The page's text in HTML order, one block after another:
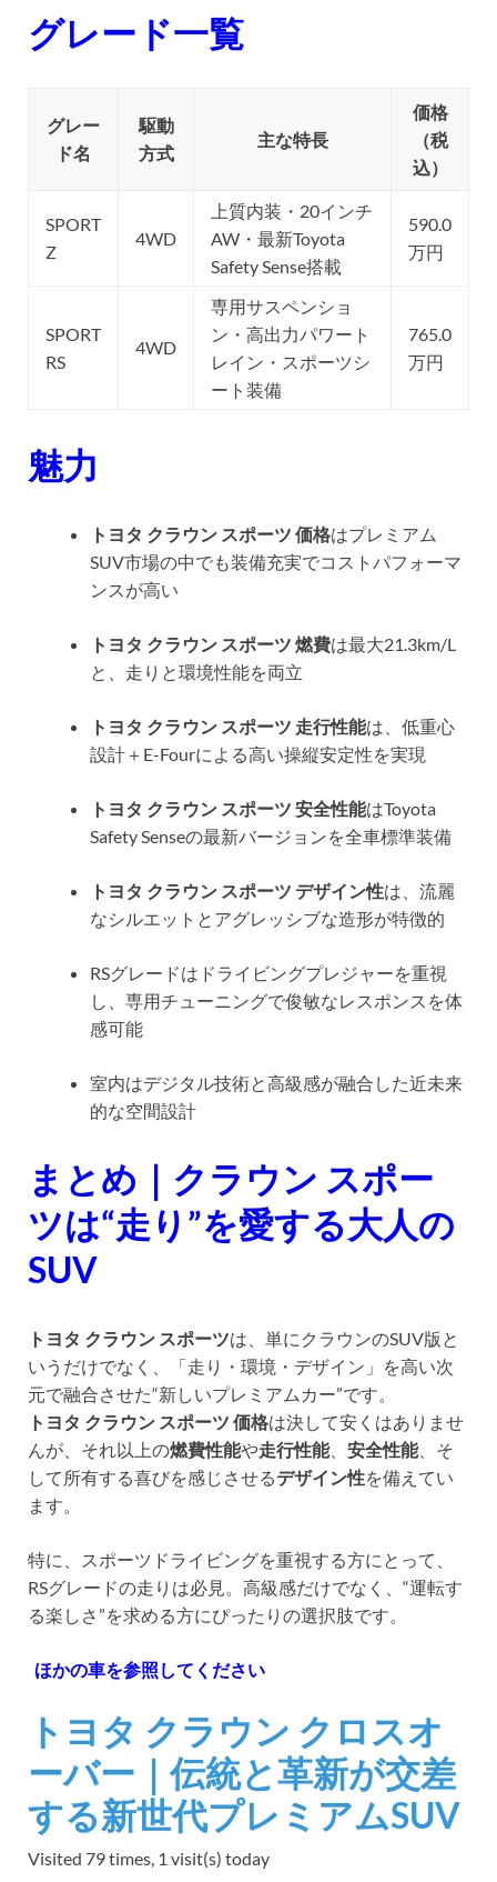
グレード一覧
グレー
ド名
駆動
方式
主な特長
価格
（税
込）
SPORT
Z
4WD
上質内装・20インチ
AW・最新Toyota
Safety Sense搭載
590.0
万円
SPORT
RS
4WD
専用サスペンショ
ン・高出力パワート
レイン・スポーツシ
ート装備
765.0
万円
魅力
トヨタ クラウン スポーツ 価格はプレミアム
SUV市場の中でも装備充実でコストパフォーマ
ンスが高い
トヨタ クラウン スポーツ 燃費は最大21.3km/L
と、走りと環境性能を両立
トヨタ クラウン スポーツ 走行性能は、低重心
設計＋E-Fourによる高い操縦安定性を実現
トヨタ クラウン スポーツ 安全性能はToyota
Safety Senseの最新バージョンを全車標準装備
トヨタ クラウン スポーツ デザイン性は、流麗
なシルエットとアグレッシブな造形が特徴的
RSグレードはドライビングプレジャーを重視
し、専用チューニングで俊敏なレスポンスを体
感可能
室内はデジタル技術と高級感が融合した近未来
的な空間設計
まとめ｜クラウン スポー
ツは“走り”を愛する大人の
SUV
トヨタ クラウン スポーツは、単にクラウンのSUV版と
いうだけでなく、「走り・環境・デザイン」を高い次
元で融合させた“新しいプレミアムカー”です。
トヨタ クラウン スポーツ 価格は決して安くはありませ
んが、それ以上の燃費性能や走行性能、 安全性能、そ
して所有する喜びを感じさせるデザイン性を備えてい
ます。
特に、スポーツドライビングを重視する方にとって、
RSグレードの走りは必見。高級感だけでなく、“運転す
る楽しさ”を求める方にぴったりの選択肢です。
ほかの車を参照してください
トヨタ クラウン クロスオ
ーバー｜伝統と革新が交差
する新世代プレミアムSUV
Visited 79 times, 1 visit(s) today